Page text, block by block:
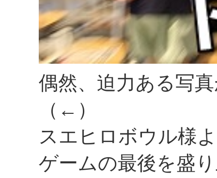
偶然、迫力ある写
（←）
スエヒロボウル様
ゲームの最後を盛